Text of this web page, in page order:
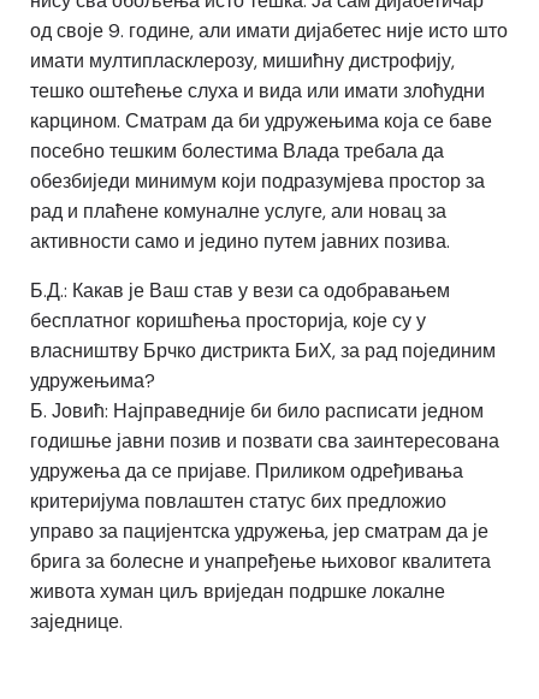
од своје 9. године, али имати дијабетес није исто што
имати мултипласклерозу, мишићну дистрофију,
тешко оштећење слуха и вида или имати злоћудни
карцином. Сматрам да би удружењима која се баве
посебно тешким болестима Влада требала да
обезбиједи минимум који подразумјева простор за
рад и плаћене комуналне услуге, али новац за
активности само и једино путем јавних позива.
Б.Д.: Какав је Ваш став у вези са одобравањем
бесплатног коришћења просторија, које су у
власништву Брчко дистрикта БиХ, за рад појединим
удружењима?
Б. Јовић: Најправедније би било расписати једном
годишње јавни позив и позвати сва заинтересована
удружења да се пријаве. Приликом одређивања
критеријума повлаштен статус бих предложио
управо за пацијентска удружења, јер сматрам да је
брига за болесне и унапређење њиховог квалитета
живота хуман циљ вриједан подршке локалне
заједнице.